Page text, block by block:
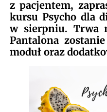
z pacjentem,
kursu Psycho dla
w sierpniu. Trwa
Pantalona
moduł oraz